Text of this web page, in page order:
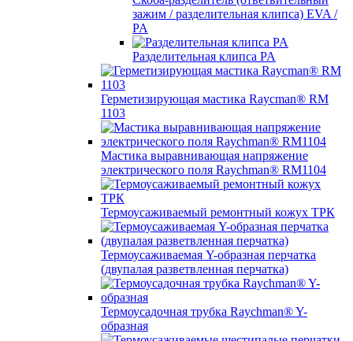
зажим / разделительная клипса) EVA /
PA
Разделительная клипса PA
Герметизирующая мастика Raycman® RM
1103
Мастика выравнивающая напряжение
электрического поля Raychman® RM1104
Термоусаживаемый ремонтный кожух ТРК
Термоусаживаемая Y-образная перчатка
(двупалая разветвленная перчатка)
Термоусадочная трубка Raychman® Y-
образная